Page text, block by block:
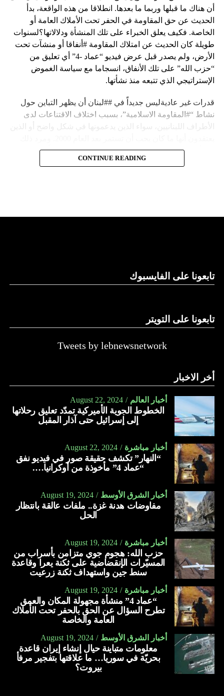
أن هناك ما قبلها وربما ما بعدها. انطلاقا من هذه الواقعة، بدأ
الحديث عن حق المقاومة في الحفر تحت الأملاك العامة أو
الخاصة. فكيف يعلق الخبراء على تلك المنشأة ودلالاتها؟لسنوات
طويلة كان الحديث عن امتلاك المقاومة #أنفاقا أو منشآت تحت
الأرض، ولم يصدر قبل عرض فيديو “عماد -4” أي تعليق من
“حزب الله” على تلك الأنفاق، انسجاما مع سياسة الغموض
الإستراتيجي الذي تتبعه منذ نشأتها.
قدرات غير عاديةليس جديداً في ##لبنان أن يظهر التباين حول
نشاط “#المقاومة الاسلامية”، بسبب اختلاف الاقتناعات لدى
الأطراف اللبنانيين، سواء الذين يدعمونها في شكل واضح أو الذين
إلى أن المقاومة ضد الاحتلال الإسرائيلي لم تكن يوماً محط
إجماع داخلي، وإن كانت القوى اللبنانية المؤمنة بالصراع ضد
النهار
CONTINUE READING
تابعونا على الفايسبوك
تابعونا على التويتر
Tweets by lebnewsnetwork
أخر الاخبار
أخبار العالم August 22, 2024
الخطوط الجوية الأميركية تمدّد تعليق رحلاتها
إلى إسرائيل حتى آذار المقبل
أخبار مباشرة August 22, 2024
“النهار” تكشف حقيقة صور في فيديو نفق
“عماد 4” مأخوذة من أوكرانيا….
أخبار الشرق الأوسط August 19, 2024
مفاوضات هدنة غزة.. ملفات عالقة بانتظار
الحل
أخبار مباشرة August 19, 2024
حزب الله: هجوم جوي متزامن بأسراب من
المسيّرات الإنقضاضية على ثكنة يعرا وقاعدة
سنط جين واستهداف ثكنة زرعيت
أخبار مباشرة August 19, 2024
“عماد 4” منشأة مجهولة المكان والعمق
تطرح السؤال عن الحق بالحفر تحت الأملاك
العامة والخاصة
أخبار الشرق الأوسط August 19, 2024
معلومات متباينة حيال إنشاء إيران قاعدة
بحريّة في سوريا… ما علاقتها بتفجير مرفأ
بيروت؟